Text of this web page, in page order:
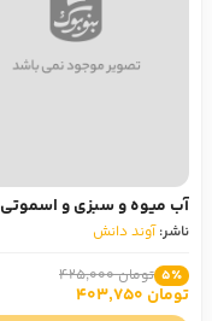
آب میوه و سبزی و اسموتی
ناشر: آوند دانش
5٪ تومان 425,000
تومان 403,750